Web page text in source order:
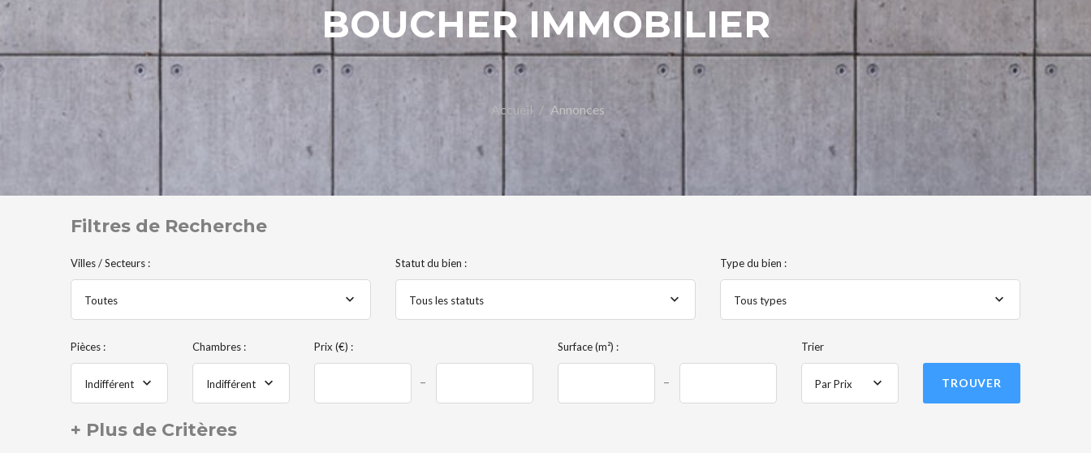
BOUCHER IMMOBILIER
Accueil Annonces
Filtres de Recherche
Villes / Secteurs :
Toutes
Statut du bien :
Tous les statuts
Type du bien :
Tous types
Pièces :
Indifférent
Chambres :
Indifférent
Prix (€) : Surface (m²) : Trier
Par Prix TROUVER
+ Plus de Critères